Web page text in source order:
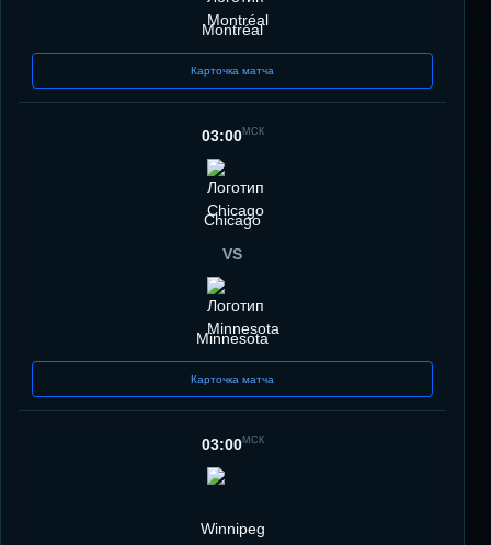
Montréal
Карточка матча
03:00МСК
Chicago
VS
Minnesota
Карточка матча
03:00МСК
Winnipeg